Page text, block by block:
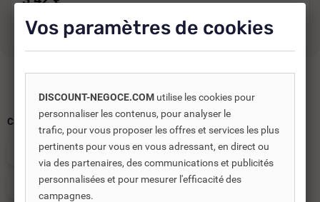
Catégories :
RACCORDS LAITON
RACCORDS LAITON À SOUDER
Vos paramètres de cookies
DISCOUNT-NEGOCE.COM utilise les cookies pour
personnaliser les contenus, pour analyser le
trafic, pour vous proposer les offres et services les plus
pertinents pour vous en vous adressant, en direct ou
via des partenaires, des communications et publicités
personnalisées et pour mesurer l'efficacité des
campagnes.